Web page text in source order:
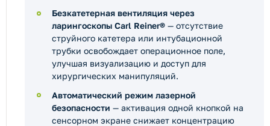
Безкатетерная вентиляция через
ларингоскопы Carl Reiner® — отсутствие
струйного катетера или интубационной
трубки освобождает операционное поле,
улучшая визуализацию и доступ для
хирургических манипуляций.
Автоматический режим лазерной
безопасности — активация одной кнопкой на
сенсорном экране снижает концентрацию